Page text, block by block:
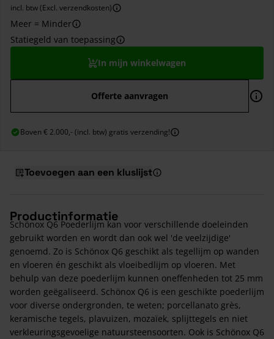
incl. btw (Excl. verzendkosten)
Meer = Minder
Statiegeld van toepassing
In mijn winkelwagen
Offerte aanvragen
Boven € 2.000,- (incl. btw) gratis verzending!
Toevoegen aan een kluslijst
Productinformatie
Schönox Q6 Poederlijm kan voor verschillende doeleinden
gebruikt worden en wordt dan ook wel 'de veelzijdige'
genoemd. Zo is Schönox Q6 geschikt als tegellijm op wanden
en vloeren én geschikt als vloeibedlijm op vloeren. Met
behulp van deze poederlijm kunnen oneffenheden tot 25 mm
worden geëgaliseerd. Schönox Q6 is een geschikte poederlijm
voor diverse ondergronden, te weten; porcellanato grès,
keramische tegels, plavuizen, mozaïek, splijttegels en niet
verkleuringsgevoelige natuursteensoorten. Ook is Schönox Q6